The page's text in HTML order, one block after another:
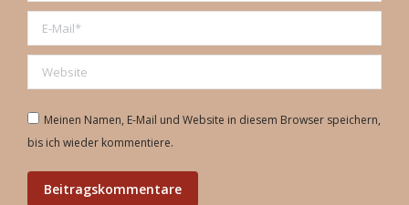
E-Mail *
Website
Meinen Namen, E-Mail und Website in diesem Browser speichern,
bis ich wieder kommentiere.
Beitragskommentare